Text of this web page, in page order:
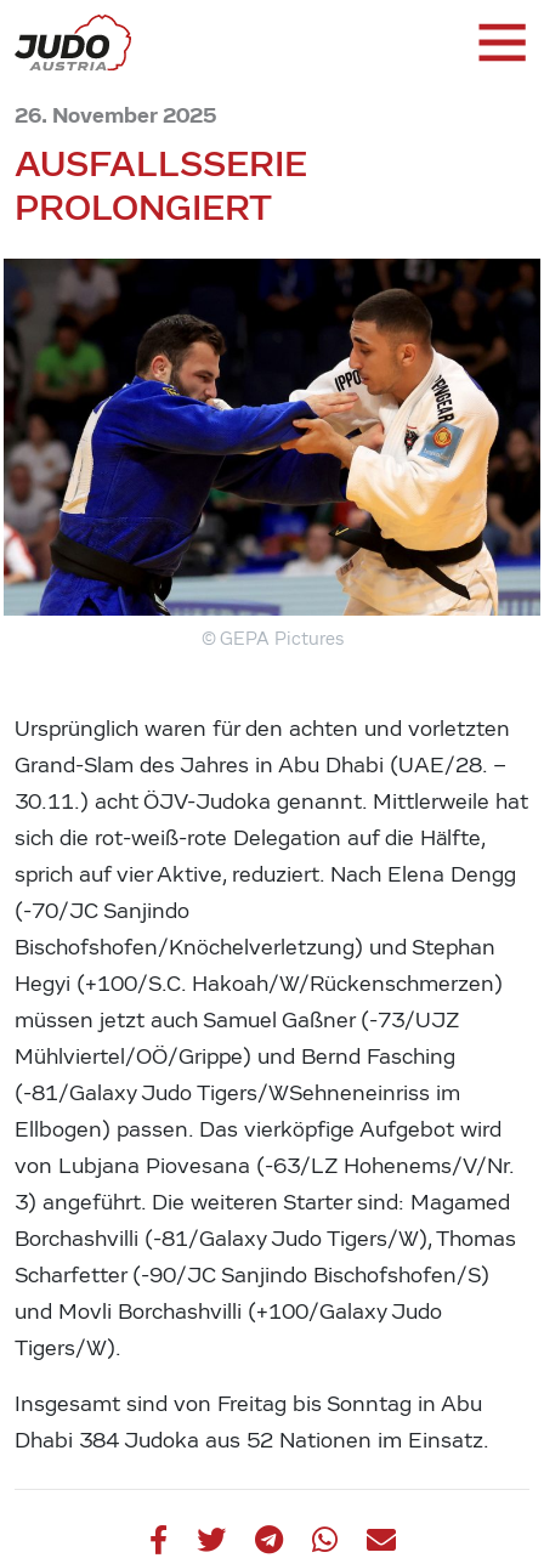
26. November 2025
AUSFALLSSERIE
PROLONGIERT
© GEPA Pictures
Ursprünglich waren für den achten und vorletzten
Grand-Slam des Jahres in Abu Dhabi (UAE/28. –
30.11.) acht ÖJV-Judoka genannt. Mittlerweile hat
sich die rot-weiß-rote Delegation auf die Hälfte,
sprich auf vier Aktive, reduziert. Nach Elena Dengg
(-70/JC Sanjindo
Bischofshofen/Knöchelverletzung) und Stephan
Hegyi (+100/S.C. Hakoah/W/Rückenschmerzen)
müssen jetzt auch Samuel Gaßner (-73/UJZ
Mühlviertel/OÖ/Grippe) und Bernd Fasching
(-81/Galaxy Judo Tigers/WSehneneinriss im
Ellbogen) passen. Das vierköpfige Aufgebot wird
von Lubjana Piovesana (-63/LZ Hohenems/V/Nr.
3) angeführt. Die weiteren Starter sind: Magamed
Borchashvilli (-81/Galaxy Judo Tigers/W), Thomas
Scharfetter (-90/JC Sanjindo Bischofshofen/S)
und Movli Borchashvilli (+100/Galaxy Judo
Tigers/W).
Insgesamt sind von Freitag bis Sonntag in Abu
Dhabi 384 Judoka aus 52 Nationen im Einsatz.